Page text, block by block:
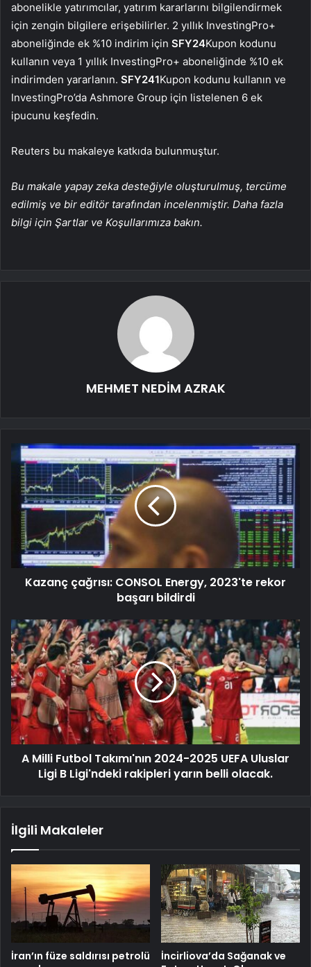
abonelikle yatırımcılar, yatırım kararlarını bilgilendirmek
için zengin bilgilere erişebilirler. 2 yıllık InvestingPro+
aboneliğinde ek %10 indirim için SFY24Kupon kodunu
kullanın veya 1 yıllık InvestingPro+ aboneliğinde %10 ek
indirimden yararlanın. SFY241Kupon kodunu kullanın ve
InvestingPro’da Ashmore Group için listelenen 6 ek
ipucunu keşfedin.
Reuters bu makaleye katkıda bulunmuştur.
Bu makale yapay zeka desteğiyle oluşturulmuş, tercüme
edilmiş ve bir editör tarafından incelenmiştir. Daha fazla
bilgi için Şartlar ve Koşullarımıza bakın.
MEHMET NEDİM AZRAK
Kazanç çağrısı: CONSOL Energy, 2023'te rekor
başarı bildirdi
A Milli Futbol Takımı'nın 2024-2025 UEFA Uluslar
Ligi B Ligi'ndeki rakipleri yarın belli olacak.
İlgili Makaleler
İran’ın füze saldırısı petrolü
İncirliova’da Sağanak ve